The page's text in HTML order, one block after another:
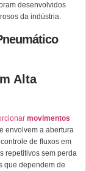
desenvolvidos
da indústria.
Alta
movimentos
envolvem a abertura
de fluxos em
repetitivos sem perda
que dependem de